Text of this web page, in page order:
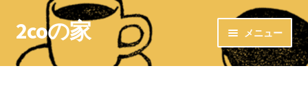
ナ
ビ
ゲ
コ
ン
テ
2coの家 メニュー
ホーム